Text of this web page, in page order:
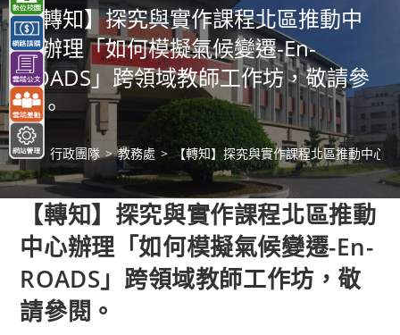
容 【轉知】探究與實作課程北區推動中
心辦理「如何模擬氣候變遷-En-
ROADS」跨領域教師工作坊，敬請參
閱。
> 行政團隊 > 教務處 > 【轉知】探究與實作課程北區推動中心
【轉知】探究與實作課程北區推動
中心辦理「如何模擬氣候變遷-En-
ROADS」跨領域教師工作坊，敬
請參閱。